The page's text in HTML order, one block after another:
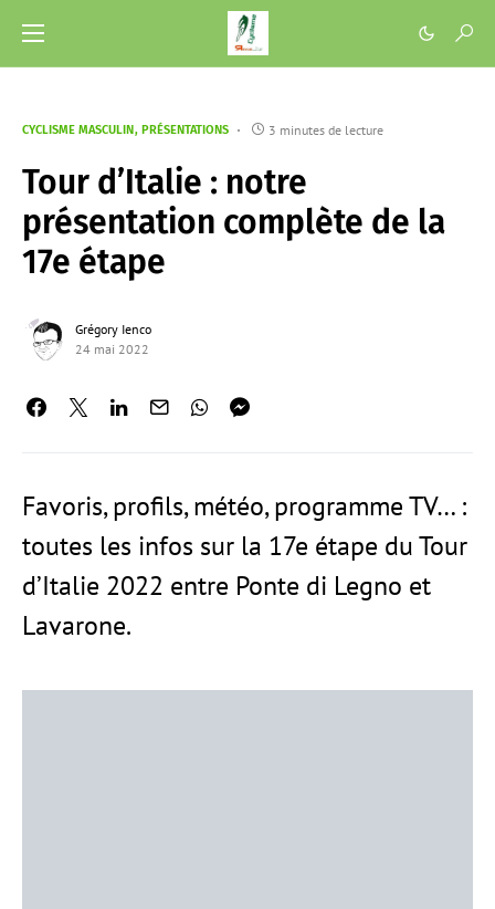
CYCLISME MASCULIN PRÉSENTATIONS 3 minutes de lecture
Tour d’Italie : notre
présentation complète de la
17e étape
Grégory Ienco
24 mai 2022
Favoris, profils, météo, programme TV… :
toutes les infos sur la 17e étape du Tour
d’Italie 2022 entre Ponte di Legno et
Lavarone.